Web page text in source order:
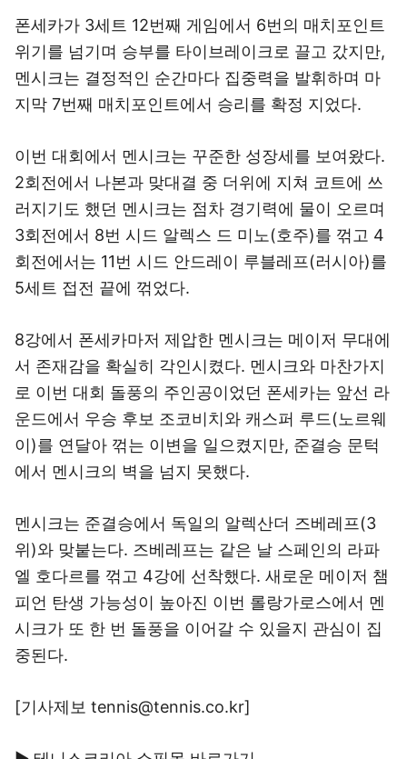
폰세카가 3세트 12번째 게임에서 6번의 매치포인트
위기를 넘기며 승부를 타이브레이크로 끌고 갔지만,
멘시크는 결정적인 순간마다 집중력을 발휘하며 마
지막 7번째 매치포인트에서 승리를 확정 지었다.
이번 대회에서 멘시크는 꾸준한 성장세를 보여왔다.
2회전에서 나본과 맞대결 중 더위에 지쳐 코트에 쓰
러지기도 했던 멘시크는 점차 경기력에 물이 오르며
3회전에서 8번 시드 알렉스 드 미노(호주)를 꺾고 4
회전에서는 11번 시드 안드레이 루블레프(러시아)를
5세트 접전 끝에 꺾었다.
8강에서 폰세카마저 제압한 멘시크는 메이저 무대에
서 존재감을 확실히 각인시켰다. 멘시크와 마찬가지
로 이번 대회 돌풍의 주인공이었던 폰세카는 앞선 라
운드에서 우승 후보 조코비치와 캐스퍼 루드(노르웨
이)를 연달아 꺾는 이변을 일으켰지만, 준결승 문턱
에서 멘시크의 벽을 넘지 못했다.
멘시크는 준결승에서 독일의 알렉산더 즈베레프(3
위)와 맞붙는다. 즈베레프는 같은 날 스페인의 라파
엘 호다르를 꺾고 4강에 선착했다. 새로운 메이저 챔
피언 탄생 가능성이 높아진 이번 롤랑가로스에서 멘
시크가 또 한 번 돌풍을 이어갈 수 있을지 관심이 집
중된다.
[기사제보 tennis@tennis.co.kr]